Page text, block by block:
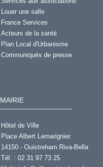
Louer une salle
France Services
Acteurs de la santé
Plan Local d'Urbanisme
Communiqués de presse
MAIRIE
Hôtel de Ville
Place Albert Lemarignier
14150 - Ouistreham Riva-Bella
Tél. : 02 31 97 73 25